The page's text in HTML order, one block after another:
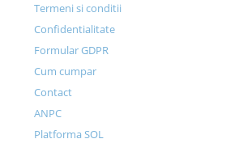
Termeni si conditii
Confidentialitate
Formular GDPR
Cum cumpar
Contact
ANPC
Platforma SOL